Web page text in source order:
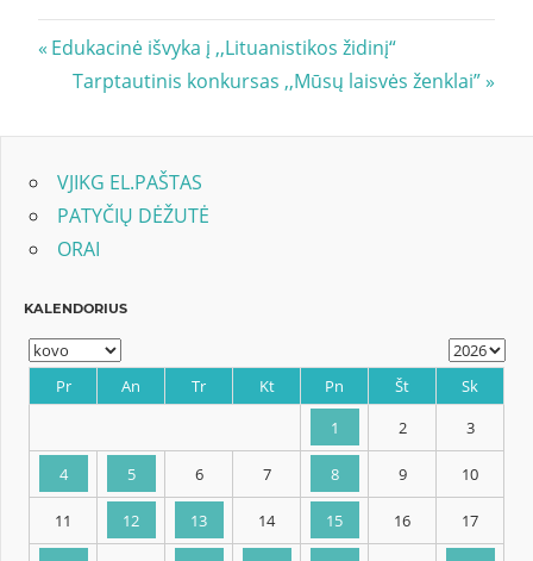
Navigacija
tarp
įrašų
Previous
Post:
Edukacinė išvyka į ,,Lituanistikos židinį“
Next
Tarptautinis konkursas ,,Mūsų laisvės ženklai”
VJIKG EL.PAŠTAS
PATYČIŲ DĖŽUTĖ
ORAI